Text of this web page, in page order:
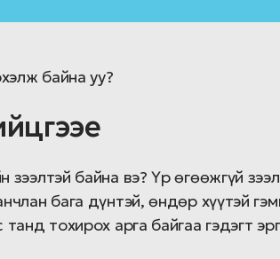
байна уу?
байна вэ? Үр өгөөжгүй
бага дүнтэй, өндөр хүүтэй
тохирох арга байгаа гэдэгт